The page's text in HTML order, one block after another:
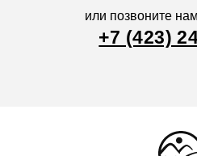
или позвоните
+7 (423)